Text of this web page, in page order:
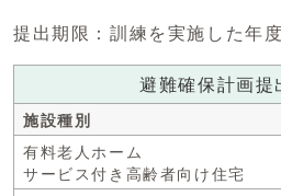
提出期限：訓練を実施した年
避難確保計画提
施設種別
有料老人ホーム
サービス付き高齢者向け住宅